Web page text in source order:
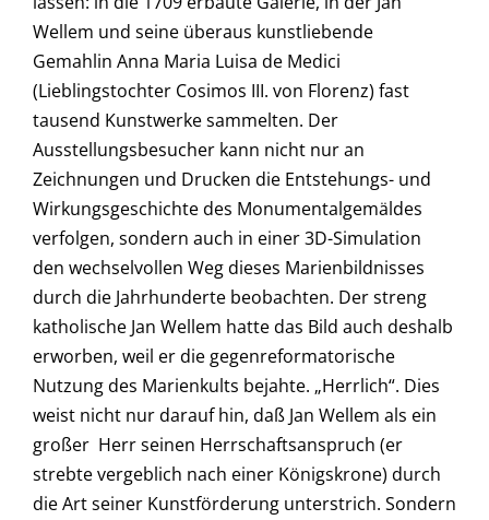
Wellem und seine überaus kunstliebende
Gemahlin Anna Maria Luisa de Medici
(Lieblingstochter Cosimos III. von Florenz) fast
tausend Kunstwerke sammelten. Der
Ausstellungsbesucher kann nicht nur an
Zeichnungen und Drucken die Entstehungs- und
Wirkungsgeschichte des Monumentalgemäldes
verfolgen, sondern auch in einer 3D-Simulation
den wechselvollen Weg dieses Marienbildnisses
durch die Jahrhunderte beobachten. Der streng
katholische Jan Wellem hatte das Bild auch deshalb
erworben, weil er die gegenreformatorische
Nutzung des Marienkults bejahte. „Herrlich“. Dies
weist nicht nur darauf hin, daß Jan Wellem als ein
großer Herr seinen Herrschaftsanspruch (er
strebte vergeblich nach einer Königskrone) durch
die Art seiner Kunstförderung unterstrich. Sondern